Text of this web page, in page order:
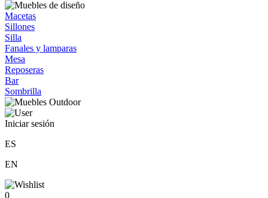
Macetas
Sillones
Silla
Fanales y lamparas
Mesa
Reposeras
Bar
Sombrilla
Iniciar sesión
ES
EN
0